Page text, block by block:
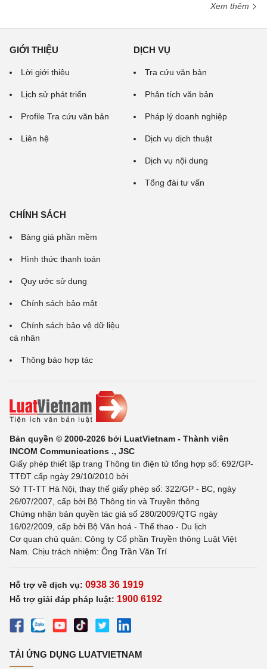
Xem thêm
GIỚI THIỆU
Lời giới thiệu
Lịch sử phát triển
Profile Tra cứu văn bản
Liên hệ
DỊCH VỤ
Tra cứu văn bản
Phân tích văn bản
Pháp lý doanh nghiệp
Dịch vụ dịch thuật
Dịch vụ nội dung
Tổng đài tư vấn
CHÍNH SÁCH
Bảng giá phần mềm
Hình thức thanh toán
Quy ước sử dụng
Chính sách bảo mật
Chính sách bảo vệ dữ liệu
cá nhân
Thông báo hợp tác
Bản quyền © 2000-2026 bởi LuatVietnam - Thành viên
INCOM Communications ., JSC
Giấy phép thiết lập trang Thông tin điện tử tổng hợp số: 692/GP-
TTĐT cấp ngày 29/10/2010 bởi
Sở TT-TT Hà Nội, thay thế giấy phép số: 322/GP - BC, ngày
26/07/2007, cấp bởi Bộ Thông tin và Truyền thông
Chứng nhận bản quyền tác giả số 280/2009/QTG ngày
16/02/2009, cấp bởi Bộ Văn hoá - Thể thao - Du lịch
Cơ quan chủ quản: Công ty Cổ phần Truyền thông Luật Việt
Nam. Chịu trách nhiệm: Ông Trần Văn Trí
Hỗ trợ về dịch vụ: 0938 36 1919
Hỗ trợ giải đáp pháp luật: 1900 6192
TẢI ỨNG DỤNG LUATVIETNAM